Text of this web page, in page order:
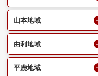
山本地域
由利地域
平鹿地域